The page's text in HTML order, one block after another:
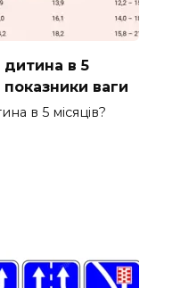
дитина в 5
показники ваги
в 5 місяців?